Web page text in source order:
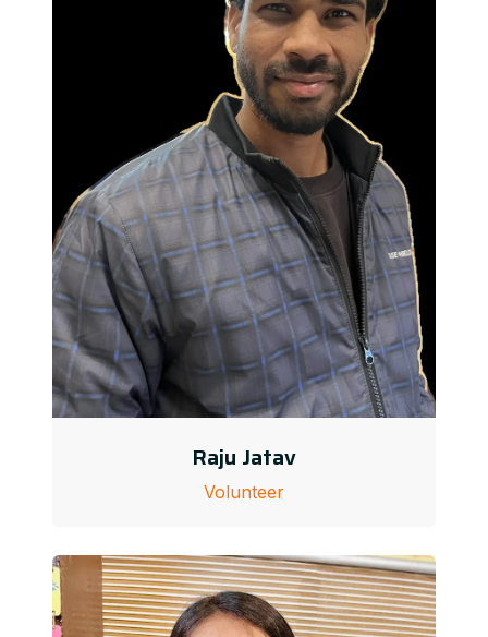
Raju Jatav
Volunteer